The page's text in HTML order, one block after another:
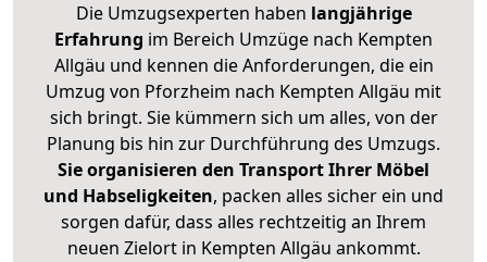
Die Umzugsexperten haben langjährige
Erfahrung im Bereich Umzüge nach Kempten
Allgäu und kennen die Anforderungen, die ein
Umzug von Pforzheim nach Kempten Allgäu mit
sich bringt. Sie kümmern sich um alles, von der
Planung bis hin zur Durchführung des Umzugs.
Sie organisieren den Transport Ihrer Möbel
und Habseligkeiten, packen alles sicher ein und
sorgen dafür, dass alles rechtzeitig an Ihrem
neuen Zielort in Kempten Allgäu ankommt.